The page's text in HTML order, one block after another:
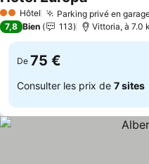
2 Étoiles
Hôtel Parking privé en
7,8 Bien 113 Vittoria, à 7.0
De 75 €
Consulter les prix de 7 sites